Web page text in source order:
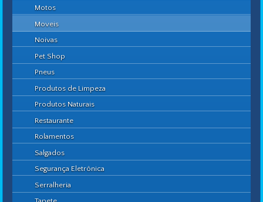
Motos
Moveis
Noivas
Pet Shop
Pneus
Produtos de Limpeza
Produtos Naturais
Restaurante
Rolamentos
Salgados
Segurança Eletrônica
Serralheria